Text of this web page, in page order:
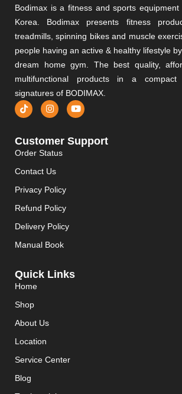
Bodimax is a fitness and sports
Korea. Bodimax presents fitness
treadmills, spinning bikes and muscle
people having an active & healthy lifestyle
dream home gym. The best quality,
multifunctional products in a
signatures of BODIMAX.
Customer Support
Order Status
Contact Us
Privacy Policy
Refund Policy
Delivery Policy
Manual Book
Quick Links
Home
Shop
About Us
Location
Service Center
Blog